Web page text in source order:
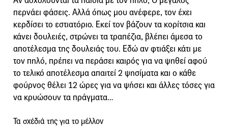
περνάει φάσεις. Αλλά όπως μου ανέφερε, τον έχει
κερδίσει το εστιατόριο. Εκεί τον βάζουν τα κορίτσια και
κάνει δουλειές, στρώνει τα τραπέζια, βλέπει άμεσα το
αποτέλεσμα της δουλειάς του. Εδώ αν φτιάξει κάτι με
τον πηλό, πρέπει να περάσει καιρός για να ψηθεί αφού
το τελικό αποτέλεσμα απαιτεί 2 ψησίματα και ο κάθε
φούρνος θέλει 12 ώρες για να ψήσει και άλλες τόσες για
να κρυώσουν τα πράγματα…
Τα σχέδιά της για το μέλλον